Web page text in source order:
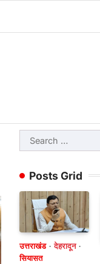
Search
for:
Posts Grid
उत्तराखंड
देहरादून
सियासत